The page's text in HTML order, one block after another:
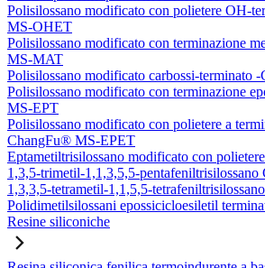
Polisilossano modificato con polietere OH-
MS-OHET
Polisilossano modificato con terminazione
MS-MAT
Polisilossano modificato carbossi-terminato
Polisilossano modificato con terminazione
MS-EPT
Polisilossano modificato con polietere a
ChangFu® MS-EPET
Eptametiltrisilossano modificato con
1,3,5-trimetil-1,1,3,5,5-pentafeniltrisilossano
1,3,3,5-tetrametil-1,1,5,5-
Polidimetilsilossani epossicicloesiletil
Resine siliconiche